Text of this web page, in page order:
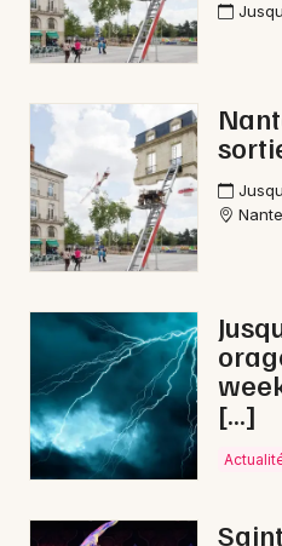
Newsletter des sorties
Artistes en tournée
Actus à Saint-Nazaire
Magazine à Saint-
44 - Loire-Atlantique
[…]